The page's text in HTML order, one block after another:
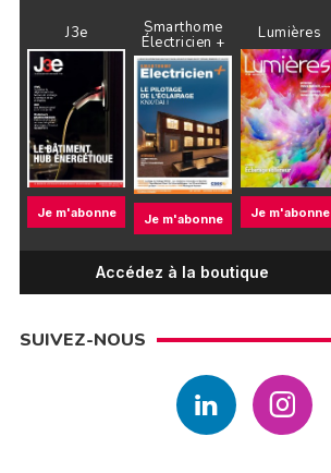
J3e
Je m'abonne
Smarthome
Électricien +
Je m'abonne
Lumières
Je m'abonne
Accédez à la boutique
SUIVEZ-NOUS